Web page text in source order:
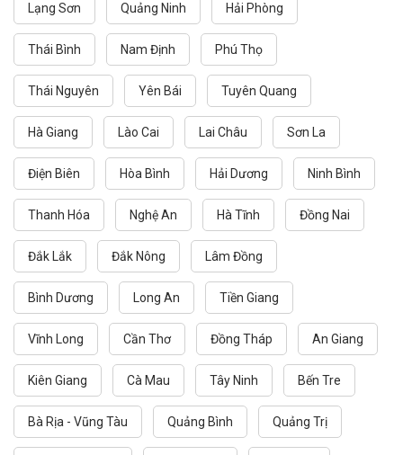
Lạng Sơn Quảng Ninh Hải Phòng
Thái Bình Nam Định Phú Thọ
Thái Nguyên Yên Bái Tuyên Quang
Hà Giang Lào Cai Lai Châu Sơn La
Điện Biên Hòa Bình Hải Dương Ninh Bình
Thanh Hóa Nghệ An Hà Tĩnh Đồng Nai
Đắk Lắk Đắk Nông Lâm Đồng
Bình Dương Long An Tiền Giang
Vĩnh Long Cần Thơ Đồng Tháp An Giang
Kiên Giang Cà Mau Tây Ninh Bến Tre
Bà Rịa - Vũng Tàu Quảng Bình Quảng Trị